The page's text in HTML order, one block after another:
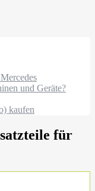
und Geräte?
kaufen
für